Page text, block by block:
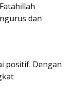
dan
positif. Dengan